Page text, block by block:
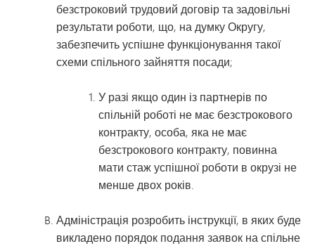
безстроковий трудовий договір та задовільні
результати роботи, що, на думку Округу,
забезпечить успішне функціонування такої
схеми спільного зайняття посади;
У разі якщо один із партнерів по
спільній роботі не має безстрокового
контракту, особа, яка не має
безстрокового контракту, повинна
мати стаж успішної роботи в окрузі не
менше двох років.
Адміністрація розробить інструкції, в яких буде
викладено порядок подання заявок на спільне